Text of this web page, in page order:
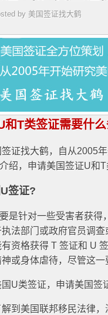
by 美国签证找大鹤
和T类签证需要什
证找大鹤，自从2005
绍，申请美国签证U和T
签证?
是针对一些受害者获
法部门或政府官员调
资格获得 T 签证和 U
或身体虐待，尽管这一
U类签证，申请美国签
到美国联邦移民法律